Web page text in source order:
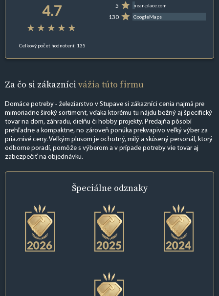
4.7
Celkový počet hodnotení: 135
5 near-place.com
130 GoogleMaps
Za čo si zákazníci vážia túto firmu
Domáce potreby - železiarstvo v Stupave si zákazníci cenia najmä pre
mimoriadne široký sortiment, vďaka ktorému tu nájdu bežný aj špecifický
tovar na dom, záhradu, dielňu či hobby projekty. Predajňa pôsobí
prehľadne a kompaktne, no zároveň ponúka prekvapivo veľký výber za
priaznivé ceny. Veľkým plusom je ochotný, milý a skúsený personál, ktorý
odborne poradí, pomôže s výberom a v prípade potreby vie tovar aj
zabezpečiť na objednávku.
Špeciálne odznaky